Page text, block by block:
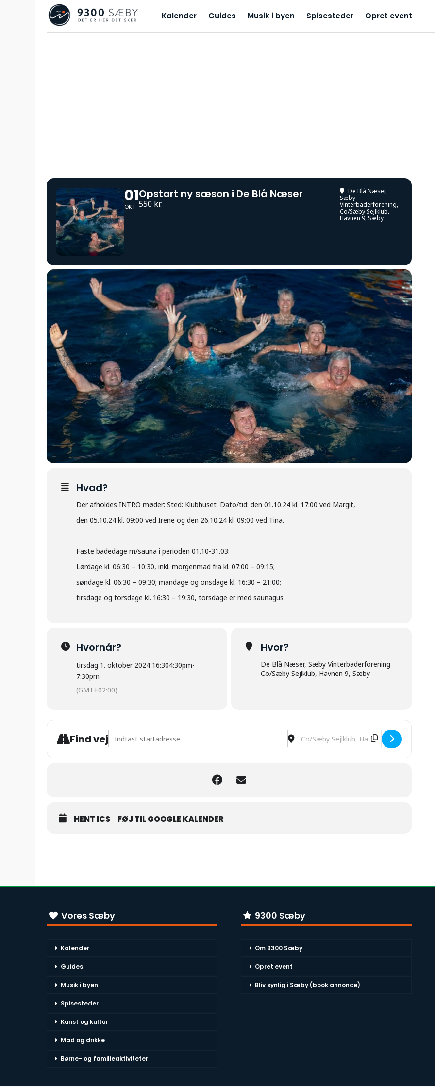
Kalender Guides Musik i byen Spisesteder Opret event
01
OKT
Opstart ny sæson i De Blå Næser
550 kr.
De Blå Næser,
Sæby
Vinterbaderforening,
Co/Sæby Sejlklub,
Havnen 9, Sæby
Hvad?
Der afholdes INTRO møder: Sted: Klubhuset. Dato/tid: den 01.10.24 kl. 17:00 ved Margit,
den 05.10.24 kl. 09:00 ved Irene og den 26.10.24 kl. 09:00 ved Tina.
Faste badedage m/sauna i perioden 01.10-31.03:
Lørdage kl. 06:30 – 10:30, inkl. morgenmad fra kl. 07:00 – 09:15;
søndage kl. 06:30 – 09:30; mandage og onsdage kl. 16:30 – 21:00;
tirsdage og torsdage kl. 16:30 – 19:30, torsdage er med saunagus.
Hvornår?
tirsdag 1. oktober 2024 16:304:30pm-
7:30pm
(GMT+02:00)
Hvor?
De Blå Næser, Sæby Vinterbaderforening
Co/Sæby Sejlklub, Havnen 9, Sæby
Find vej Address - Opstart ny sæson i De Blå Næser [JfQ3E36xA]Destination Address - Opstart ny sæson
HENT ICS FØJ TIL GOOGLE KALENDER
Vores Sæby
Kalender
Guides
Musik i byen
Spisesteder
Kunst og kultur
Mad og drikke
Børne- og familieaktiviteter
9300 Sæby
Om 9300 Sæby
Opret event
Bliv synlig i Sæby (book annonce)